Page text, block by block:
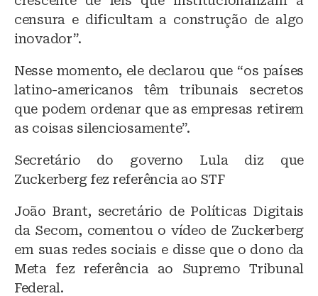
censura e dificultam a construção de algo
inovador”.
Nesse momento, ele declarou que “os países
latino-americanos têm tribunais secretos
que podem ordenar que as empresas retirem
as coisas silenciosamente”.
Secretário do governo Lula diz que
Zuckerberg fez referência ao STF
João Brant, secretário de Políticas Digitais
da Secom, comentou o vídeo de Zuckerberg
em suas redes sociais e disse que o dono da
Meta fez referência ao Supremo Tribunal
Federal.